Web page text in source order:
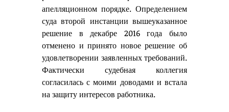
апелляционном порядке. Определением
суда второй инстанции вышеуказанное
решение в декабре 2016 года было
отменено и принято новое решение об
удовлетворении заявленных требований.
Фактически судебная коллегия
согласилась с моими доводами и встала
на защиту интересов работника.